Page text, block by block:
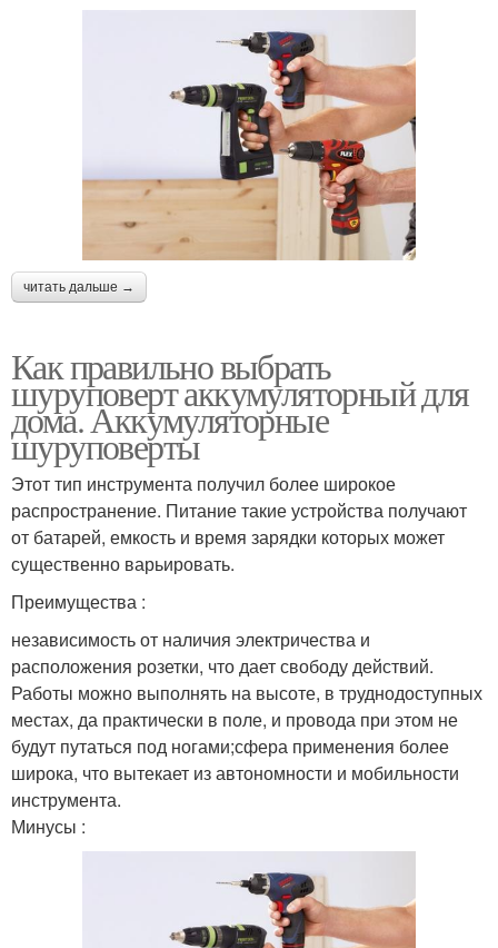
читать дальше →
Как правильно выбрать
шуруповерт аккумуляторный для
дома. Аккумуляторные
шуруповерты
Этот тип инструмента получил более широкое
распространение. Питание такие устройства получают
от батарей, емкость и время зарядки которых может
существенно варьировать.
Преимущества :
независимость от наличия электричества и
расположения розетки, что дает свободу действий.
Работы можно выполнять на высоте, в труднодоступных
местах, да практически в поле, и провода при этом не
будут путаться под ногами;сфера применения более
широка, что вытекает из автономности и мобильности
инструмента.
Минусы :